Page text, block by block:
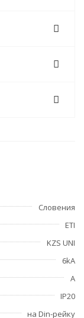
Словения
ETI
KZS UNI
6kA
А
IP20
на Din-рейку